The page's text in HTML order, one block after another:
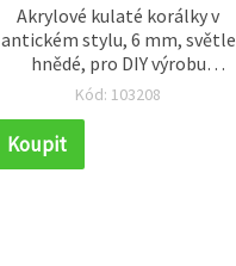
Akrylové kulaté korálky v
antickém stylu, 6 mm, světle
hnědé, pro DIY výrobu
bižuterie – 50 g
Kód: 103208
Koupit